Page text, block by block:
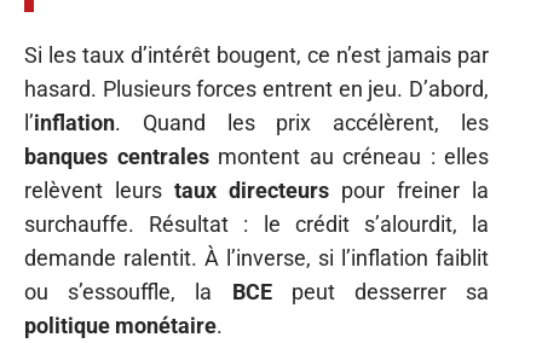
Si les taux d’intérêt bougent, ce n’est jamais par
hasard. Plusieurs forces entrent en jeu. D’abord,
l’inflation. Quand les prix accélèrent, les
banques centralesmontent au créneau : elles
relèvent leurs taux directeurs pour freiner la
surchauffe. Résultat : le crédit s’alourdit, la
demande ralentit. À l’inverse, si l’inflation faiblit
ou s’essouffle, la BCEpeut desserrer sa
politique monétaire.